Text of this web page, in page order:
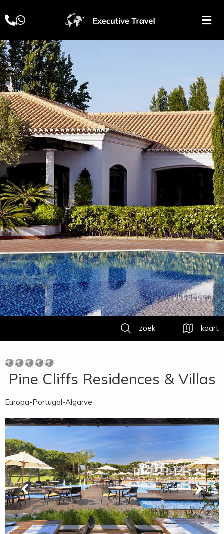
zoek kaart
Pine Cliffs Residences & Villas
Europa-Portugal-Algarve